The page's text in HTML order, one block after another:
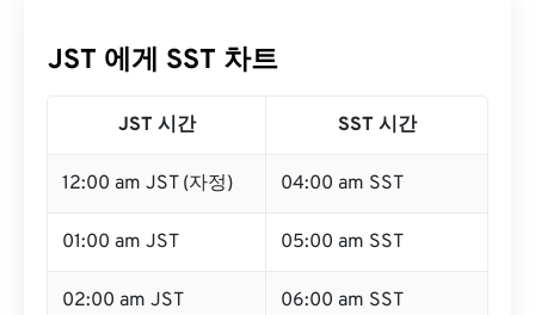
JST 에게 SST 차트
JST 시간 SST 시간
12:00 am JST (자정) 04:00 am SST
01:00 am JST 05:00 am SST
02:00 am JST 06:00 am SST